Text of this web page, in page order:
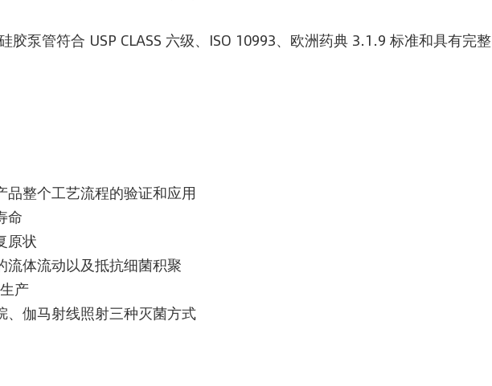
胶泵管符合 USP CLASS 六级、ISO 10993、欧洲药典 3.1.9 标准和具有完整
品整个工艺流程的验证和应用
命
原状
流体流动以及抵抗细菌积聚
产
、伽马射线照射三种灭菌方式